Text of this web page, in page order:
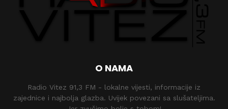
O NAMA
Radio Vitez 91,3 FM - lokalne vijesti, informacije iz
zajednice i najbolja glazba. Uvijek povezani sa slušateljima.